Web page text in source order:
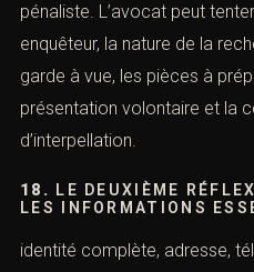
rumeur.
17.Le premier réflexe est de
pénaliste. L’avocat peut
enquêteur, la nature de la
présentation volontaire et la
font